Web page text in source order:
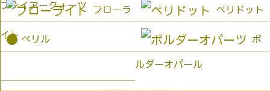
ファイアークォーツ フローラ
イト
ペリドット
● ベリル ボ
ルダーオパール